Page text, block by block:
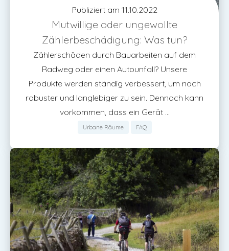
Publiziert am 11.10.2022
Mutwillige oder ungewollte
Zählerbeschädigung: Was tun?
Zählerschäden durch Bauarbeiten auf dem
Radweg oder einen Autounfall? Unsere
Produkte werden ständig verbessert, um noch
robuster und langlebiger zu sein. Dennoch kann
vorkommen, dass ein Gerät ...
Urbane Räume FAQ